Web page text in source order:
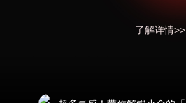
了解详情>>